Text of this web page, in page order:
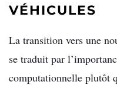
VÉHICULES
La transition vers une
se traduit par
computationnelle plutôt